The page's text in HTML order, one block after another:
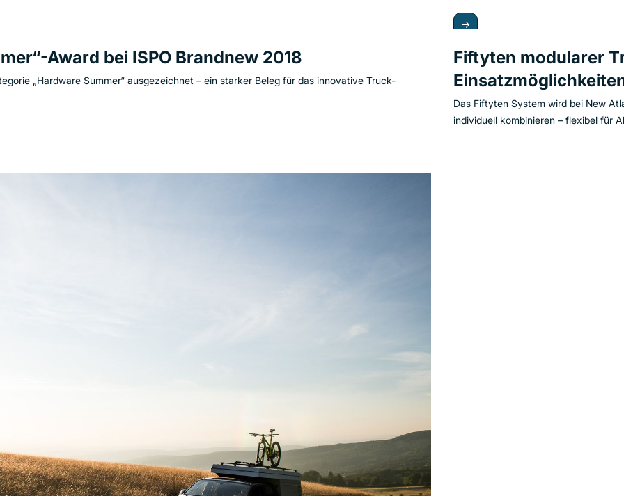
Award bei ISPO Brandnew 2018
„Hardware Summer“ ausgezeichnet – ein starker Beleg für das innovative Truck-
→
Fiftyten modularer
Das Fiftyten System wird bei New
individuell kombinieren – flexibel für